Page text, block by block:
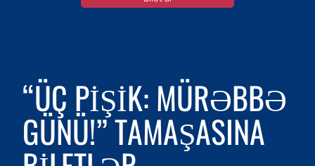
“ÜÇ PIŞIK: MÜRƏBBƏ
GÜNÜ!” TAMAŞASINA